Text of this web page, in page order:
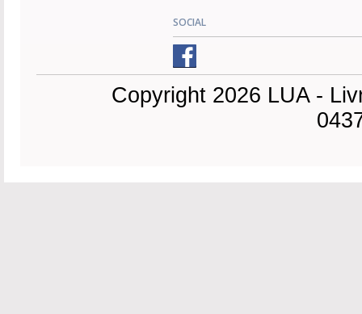
SOCIAL
Copyright 2026 LUA -